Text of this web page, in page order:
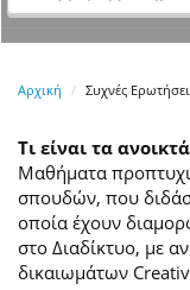
Αρχική Συχνές
Τι είναι τα
Μαθήματα
σπουδών, που
οποία έχουν
στο Διαδίκτυο, με
δικαιωμάτων